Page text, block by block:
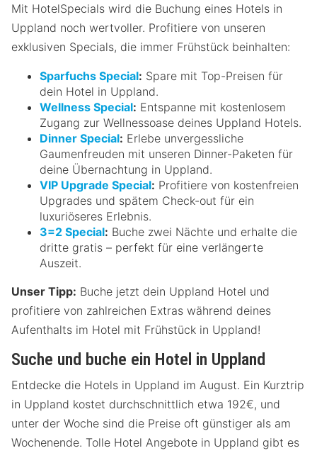
Mit HotelSpecials wird die Buchung eines Hotels in
Uppland noch wertvoller. Profitiere von unseren
exklusiven Specials, die immer Frühstück beinhalten:
Sparfuchs Special: Spare mit Top-Preisen für
dein Hotel in Uppland.
Wellness Special: Entspanne mit kostenlosem
Zugang zur Wellnessoase deines Uppland Hotels.
Dinner Special: Erlebe unvergessliche
Gaumenfreuden mit unseren Dinner-Paketen für
deine Übernachtung in Uppland.
VIP Upgrade Special: Profitiere von kostenfreien
Upgrades und spätem Check-out für ein
luxuriöseres Erlebnis.
3=2 Special: Buche zwei Nächte und erhalte die
dritte gratis – perfekt für eine verlängerte
Auszeit.
Unser Tipp: Buche jetzt dein Uppland Hotel und
profitiere von zahlreichen Extras während deines
Aufenthalts im Hotel mit Frühstück in Uppland!
Suche und buche ein Hotel in Uppland
Entdecke die Hotels in Uppland im August. Ein Kurztrip
in Uppland kostet durchschnittlich etwa 192€, und
unter der Woche sind die Preise oft günstiger als am
Wochenende. Tolle Hotel Angebote in Uppland gibt es